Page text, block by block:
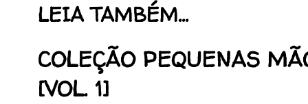
LEIA TAMBÉM...
COLEÇÃO PEQUENAS
[VOL. 1]